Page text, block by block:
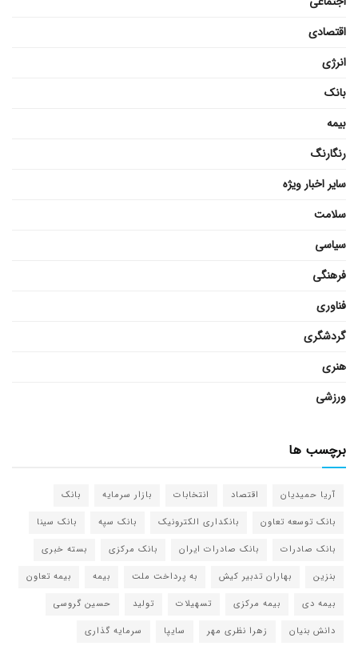
اقتصادی
انرژی
بانک
بیمه
رنگارنگ
سایر اخبار ویژه
سلامت
سیاسی
فرهنگی
فناوری
گردشگری
هنری
ورزشی
برچسب ها
آریا حمیدیان اقتصاد انتخابات بازار سرمایه
بانک
بانک توسعه تعاون
بانکداری الکترونیک بانک سپه
بانک سینا
بانک صادرات
بانک صادرات ایران بانک مرکزی
بسته خبری
بنزین
بهاران تدبیر کیش به پرداخت ملت بیمه
بیمه تعاون
بیمه دی
بیمه مرکزی تسهیلات تولید
حسین گروسی
دانش بنیان
زهرا نظری مهر سایپا
سرمایه گذاری